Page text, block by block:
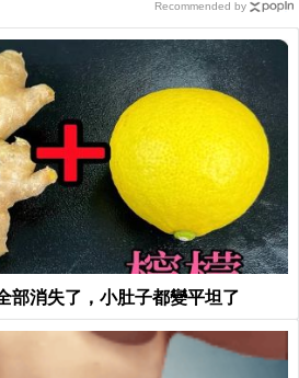
部消失了，小肚子都變平坦了
Recommended by